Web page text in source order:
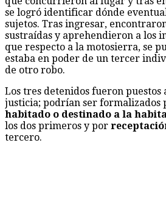
se logró identificar dónde
sujetos. Tras ingresar,
sustraídas y aprehendieron a los
que respecto a la motosierra, se
estaba en poder de un tercer
de otro robo.
Los tres detenidos fueron puestos
justicia; podrían ser formalizados
habitado o destinado a la
los dos primeros y por
tercero.